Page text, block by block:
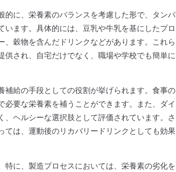
に、栄養素のバランスを考慮した形で、タンパ
ます。具体的には、豆乳や牛乳を基にしたプロ
穀物を含んだドリンクなどがあります。これら
され、自宅だけでなく、職場や学校でも簡単に
給の手段としての役割が挙げられます。食事の
要な栄養素を補うことができます。また、ダイ
ヘルシーな選択肢として評価されています。さ
は、運動後のリカバリードリンクとしても効果
に、製造プロセスにおいては、栄養素の劣化を